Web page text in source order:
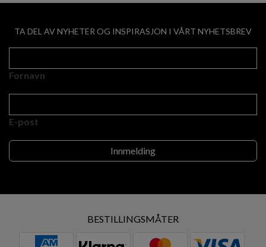
TA DEL AV NYHETER OG INSPIRASJON I VÅRT NYHETSBREV
Fornavn
E-post
BESTILLINGSMÅTER